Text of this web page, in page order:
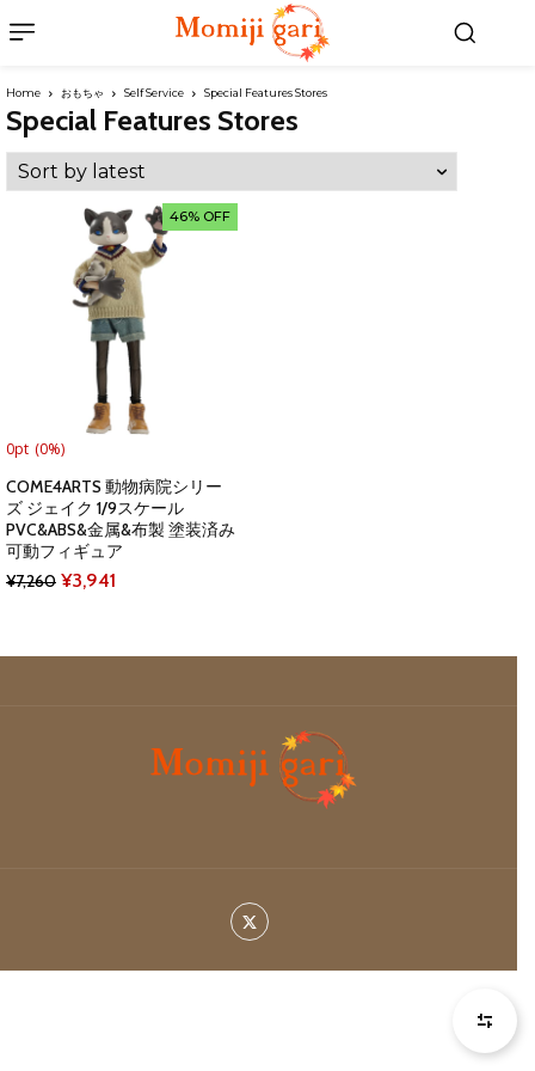
Home おもちゃ Self Service Special Features Stores
Special Features Stores
46% OFF
0pt (0%)
COME4ARTS 動物病院シリー
ズ ジェイク 1/9スケール
PVC&ABS&金属&布製 塗装済み
可動フィギュア
¥7,260 Original
¥3,941